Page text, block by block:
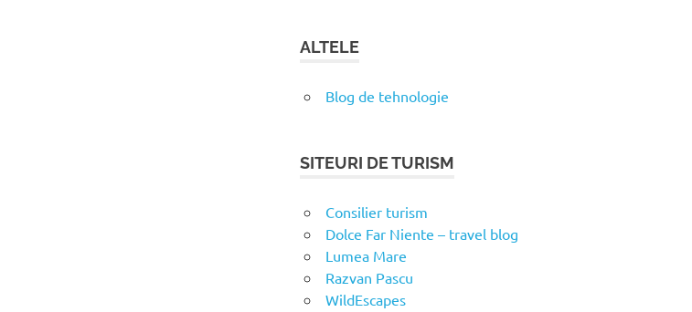
ALTELE
Blog de tehnologie
SITEURI DE TURISM
Consilier turism
Dolce Far Niente – travel blog
Lumea Mare
Razvan Pascu
WildEscapes